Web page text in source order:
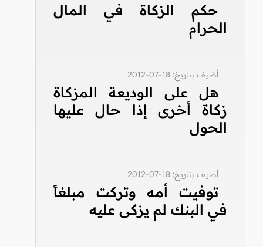
حكم الزكاة في المال
الحرام
أضيف بتاريخ: 18-07-2012
هل على الوديعة المزكاة
زكاة أخرى إذا حال عليها
الحول
أضيف بتاريخ: 18-07-2012
توفيت أمه وتركت مبلغاً
في البنك لم يزكى عليه